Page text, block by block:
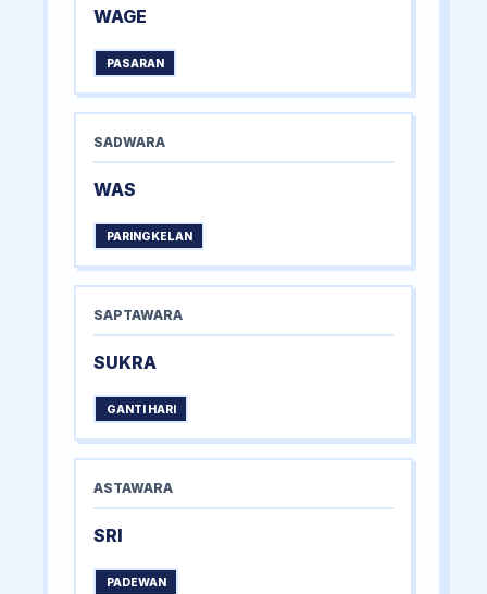
WAGE
PASARAN
SADWARA
WAS
PARINGKELAN
SAPTAWARA
SUKRA
GANTI HARI
ASTAWARA
SRI
PADEWAN